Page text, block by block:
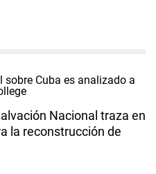
Nacional traza en
la reconstrucción de